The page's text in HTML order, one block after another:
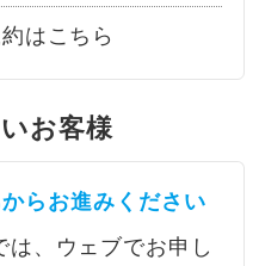
はこちら
お客様
らお進みください
、ウェブでお申し